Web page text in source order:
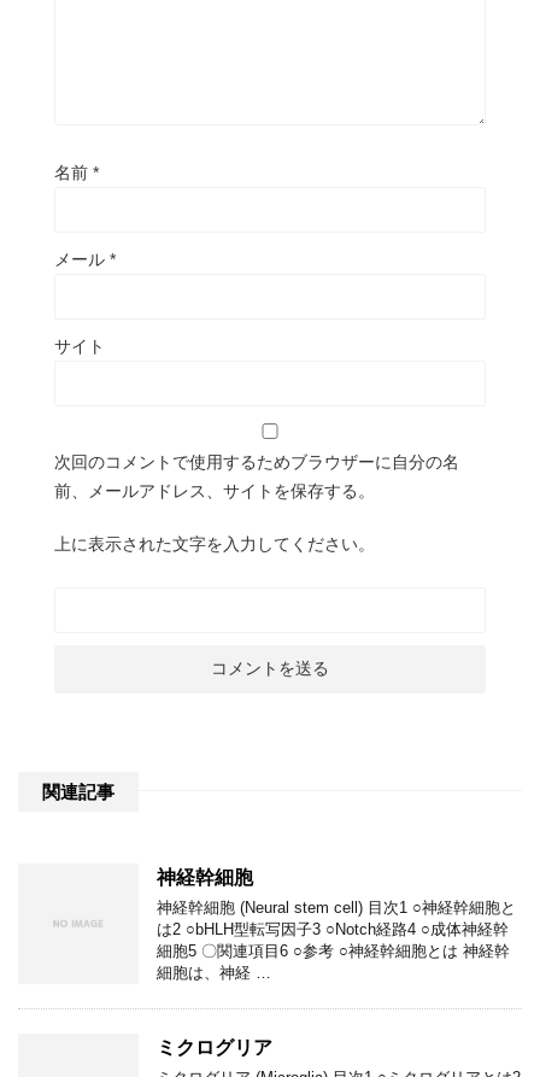
名前 *
メール *
サイト
次回のコメントで使用するためブラウザーに自分の名
前、メールアドレス、サイトを保存する。
上に表示された文字を入力してください。
関連記事
神経幹細胞
神経幹細胞 (Neural stem cell) 目次1 ○神経幹細胞と
は2 ○bHLH型転写因子3 ○Notch経路4 ○成体神経幹
細胞5 〇関連項目6 ○参考 ○神経幹細胞とは 神経幹
細胞は、神経 …
ミクログリア